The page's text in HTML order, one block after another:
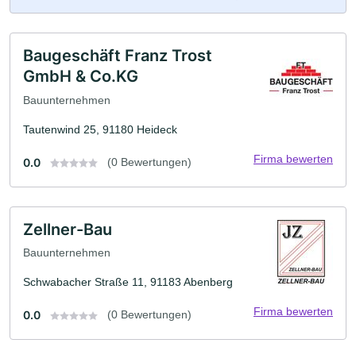
Baugeschäft Franz Trost
GmbH & Co.KG
Bauunternehmen
Tautenwind 25, 91180 Heideck
0.0 (0 Bewertungen) Firma bewerten
Zellner-Bau
Bauunternehmen
Schwabacher Straße 11, 91183 Abenberg
0.0 (0 Bewertungen) Firma bewerten